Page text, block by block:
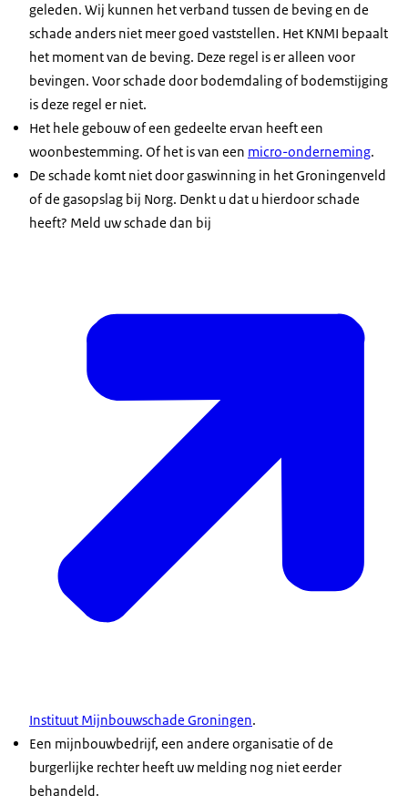
geleden. Wij kunnen het verband tussen de beving en de
schade anders niet meer goed vaststellen. Het KNMI bepaalt
het moment van de beving. Deze regel is er alleen voor
bevingen. Voor schade door bodemdaling of bodemstijging
is deze regel er niet.
Het hele gebouw of een gedeelte ervan heeft een
woonbestemming. Of het is van een micro-onderneming.
De schade komt niet door gaswinning in het Groningenveld
of de gasopslag bij Norg. Denkt u dat u hierdoor schade
heeft? Meld uw schade dan bij
Instituut Mijnbouwschade Groningen.
Een mijnbouwbedrijf, een andere organisatie of de
burgerlijke rechter heeft uw melding nog niet eerder
behandeld.